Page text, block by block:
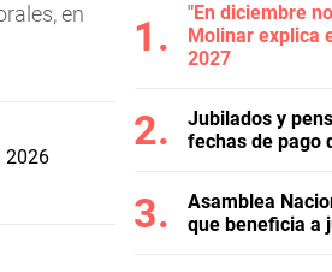
en
2026
"En diciembre
Molinar explica
2027
Jubilados y
fechas de pago
Asamblea
que beneficia a